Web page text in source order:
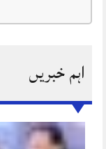
اہم خبریں